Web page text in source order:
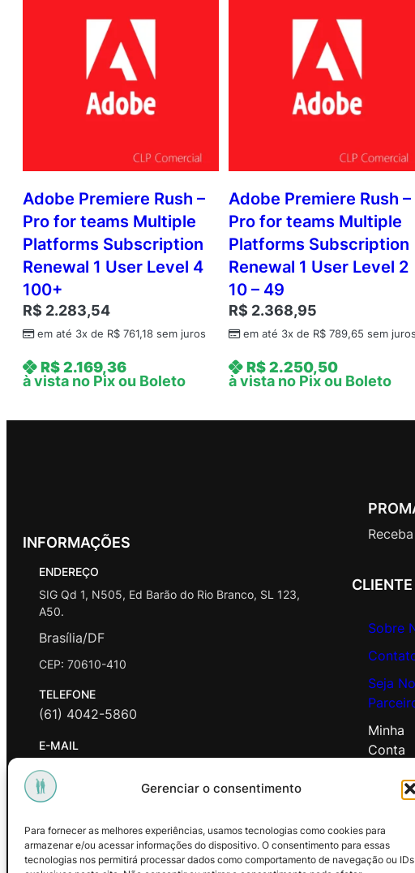
Gerenciar o consentimento
Para fornecer as melhores experiências, usamos tecnologias como cookies para
armazenar e/ou acessar informações do dispositivo. O consentimento para essas
tecnologias nos permitirá processar dados como comportamento de navegação ou IDs
Adobe Premiere Rush –
Pro for teams Multiple
Platforms Subscription
Renewal 1 User Level 4
100+
R$ 2.283,54
em até 3x de R$ 761,18 sem juros
R$2.169,36
à vista no Pix ou Boleto
Adobe Premiere Rush –
Pro for teams Multiple
Platforms Subscription
Renewal 1 User Level 2
10 – 49
R$ 2.368,95
em até 3x de R$ 789,65 sem juros
R$2.250,50
à vista no Pix ou Boleto
INFORMAÇÕES
ENDEREÇO
SIG Qd 1, N505, Ed Barão do Rio Branco, SL 123,
A50.
Brasília/DF
CEP: 70610-410
TELEFONE
(61) 4042-5860
E-MAIL
contato@promasters.net.br
HORÁRIO DE ATENDIMENTO
Facebook Instagram Youtube
CLIENTE
Sobre
Seja
Minha
Conta